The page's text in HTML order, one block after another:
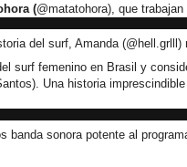
(@matatohora), que
del surf, Amanda
surf femenino en Brasil y
Una historia
banda sonora potente al